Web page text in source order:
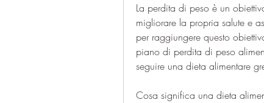
La perdita di peso è un
migliorare la propria salute e
per raggiungere questo
piano di perdita di peso
seguire una dieta alimentare
Cosa significa una dieta